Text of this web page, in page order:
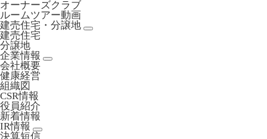
オーナーズクラブ
ルームツアー動画
建売住宅・分譲地
建売住宅
分譲地
企業情報
会社概要
健康経営
組織図
CSR情報
役員紹介
新着情報
IR情報
決算短信